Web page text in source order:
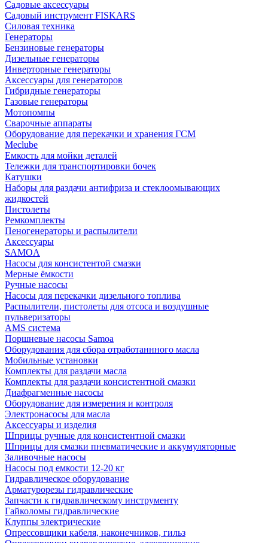
Садовые аксессуары
Садовый инструмент FISKARS
Силовая техника
Генераторы
Бензиновые генераторы
Дизельные генераторы
Инверторные генераторы
Аксессуары для генераторов
Гибридные генераторы
Газовые генераторы
Мотопомпы
Сварочные аппараты
Оборудование для перекачки и хранения ГСМ
Meclube
Емкость для мойки деталей
Тележки для транспортировки бочек
Катушки
Наборы для раздачи антифриза и стеклоомывающих
жидкостей
Пистолеты
Ремкомплекты
Пеногенераторы и распылители
Аксессуары
SAMOA
Насосы для консистентой смазки
Мерные ёмкости
Ручные насосы
Насосы для перекачки дизельного топлива
Распылители, пистолеты для отсоса и воздушные
пульверизаторы
AMS система
Поршневые насосы Samoa
Оборудования для сбора отработаннного масла
Мобильные установки
Комплекты для раздачи масла
Комплекты для раздачи консистентной смазки
Диафрагменные насосы
Оборудование для измерения и контроля
Электронасосы для масла
Аксессуары и изделия
Шприцы ручные для консистентной смазки
Шприцы для смазки пневматические и аккумуляторные
Заливочные насосы
Насосы под емкости 12-20 кг
Гидравлическое оборудование
Арматурорезы гидравлические
Запчасти к гидравлическому инструменту
Гайколомы гидравлические
Клуппы электрические
Опрессовщики кабеля, наконечников, гильз